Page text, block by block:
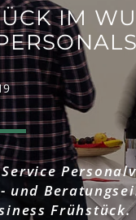
IM
Service
und
Frühstück.